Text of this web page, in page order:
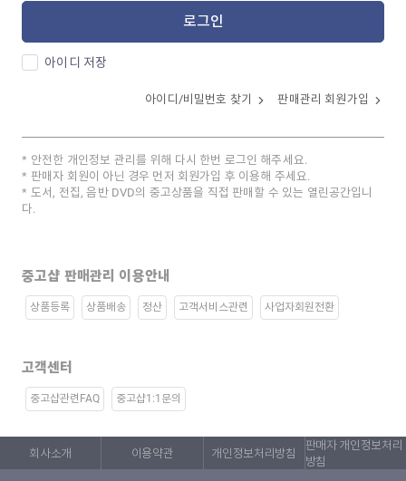
로그인
아이디 저장
아이디/비밀번호 찾기 판매관리 회원가입
안전한 개인정보 관리를 위해 다시 한번 로그인 해주세요.
판매자 회원이 아닌 경우 먼저 회원가입 후 이용해 주세요.
도서, 전집, 음반 DVD의 중고상품을 직접 판매할 수 있는 열린공간입니
다.
중고샵 판매관리 이용안내
상품등록 상품배송 정산 고객서비스관련 사업자회원전환
고객센터
중고샵관련FAQ 중고샵1:1문의
회사소개 이용약관 개인정보처리방침
판매자 개인정보처리
방침